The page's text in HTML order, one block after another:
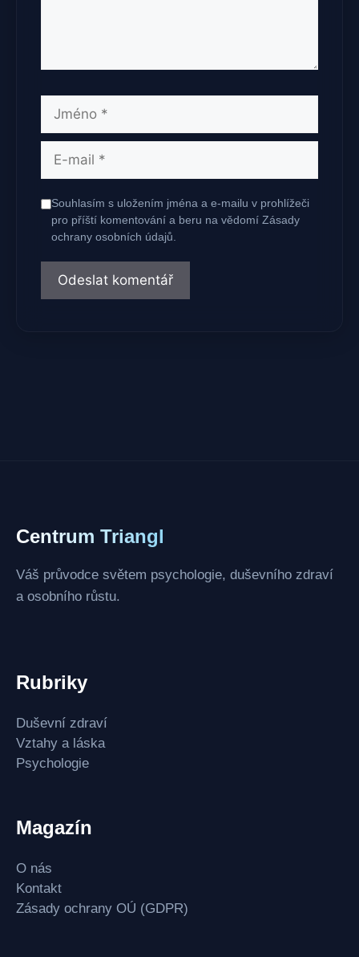
Jméno
Souhlasím s uložením jména a e-mailu v prohlížeči
pro příští komentování a beru na vědomí Zásady
ochrany osobních údajů.
Centrum Triangl
Váš průvodce světem psychologie, duševního zdraví
a osobního růstu.
Rubriky
Duševní zdraví
Vztahy a láska
Psychologie
Magazín
O nás
Kontakt
Zásady ochrany OÚ (GDPR)